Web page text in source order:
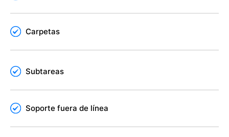
Carpetas
Subtareas
Soporte fuera de línea